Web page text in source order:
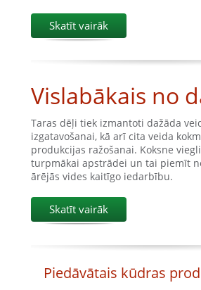
Skatīt vairāk
Vislabākais no
Taras dēļi tiek izmantoti dažāda
izgatavošanai, kā arī cita veida
produkcijas ražošanai. Koksne
turpmākai apstrādei un tai piemīt
ārējās vides kaitīgo iedarbību.
Skatīt vairāk
Piedāvātais kūdras